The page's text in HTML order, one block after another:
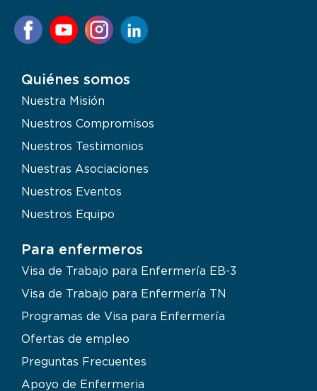
Quiénes somos
Nuestra Misión
Nuestros Compromisos
Nuestros Testimonios
Nuestras Asociaciones
Nuestros Eventos
Nuestros Equipo
Para enfermeros
Visa de Trabajo para Enfermería EB-3
Visa de Trabajo para Enfermería TN
Programas de Visa para Enfermería
Ofertas de empleo
Preguntas Frecuentes
Apoyo de Enfermeria